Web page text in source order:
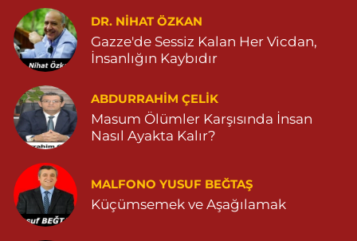
KAPLAN MAH. MARDİN CAD. NO:21 A 04825030197
0 (482) 503 01 97 Yol Tarifi Al
GÜNDOĞAN MAHALLESİ STAD CADDESİ NO:36 A 05380544155
0 (538) 054 41 55 Yol Tarifi Al
Huzur Eczanesi
GÜL MAHALLESİ VATAN CADDE NO:4A 04825912517
0 (482) 591 25 17 Yol Tarifi Al
DR. NIHAT ÖZKAN
Gazze'de Sessiz Kalan Her Vicdan,
İnsanlığın Kaybıdır
ABDURRAHIM ÇELİK
Masum Ölümler Karşısında İnsan
Nasıl Ayakta Kalır?
MALFONO YUSUF BEĞTAŞ
Küçümsemek ve Aşağılamak